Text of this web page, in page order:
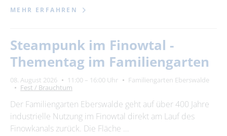
MEHR ERFAHREN
Steampunk im Finowtal -
Thementag im Familiengarten
08. August 2026 11:00 – 16:00 Uhr
Familiengarten Eberswalde
Fest / Brauchtum
Der Familiengarten Eberswalde geht auf über 400 Jahre
industrielle Nutzung im Finowtal direkt am Lauf des
Finowkanals zurück. Die Fläche …